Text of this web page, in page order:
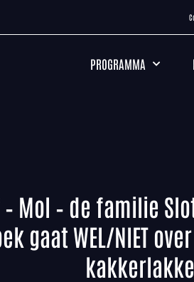
PROGRAMMA
Mol – de familie
gaat WEL/NIET